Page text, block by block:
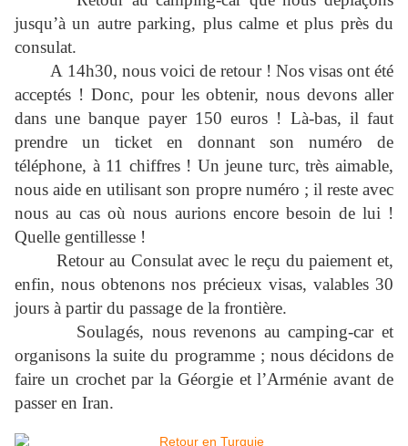
jusqu’à un autre parking, plus calme et plus près du
consulat.
A 14h30, nous voici de retour ! Nos visas ont été
acceptés ! Donc, pour les obtenir, nous devons aller
dans une banque payer 150 euros ! Là-bas, il faut
prendre un ticket en donnant son numéro de
téléphone, à 11 chiffres ! Un jeune turc, très aimable,
nous aide en utilisant son propre numéro ; il reste avec
nous au cas où nous aurions encore besoin de lui !
Quelle gentillesse !
Retour au Consulat avec le reçu du paiement et,
enfin, nous obtenons nos précieux visas, valables 30
jours à partir du passage de la frontière.
Soulagés, nous revenons au camping-car et
organisons la suite du programme ; nous décidons de
faire un crochet par la Géorgie et l’Arménie avant de
passer en Iran.